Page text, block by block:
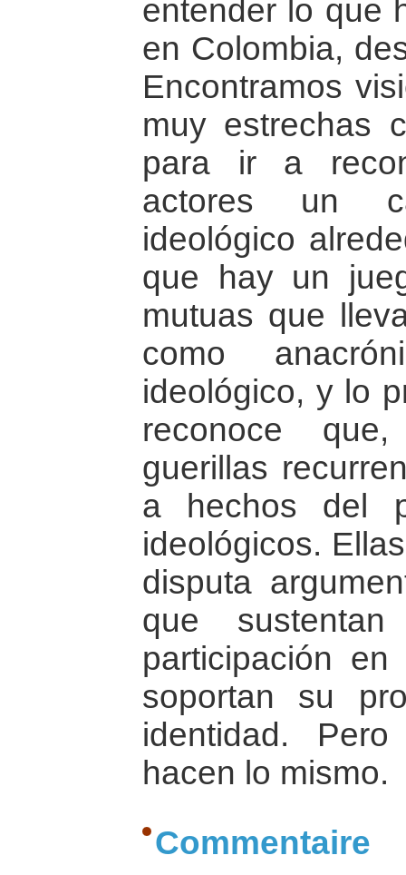
entender lo que
en Colombia,
Encontramos
muy estrechas
para ir a
actores un
ideológico
que hay un
mutuas que
como
ideológico, y lo
reconoce
guerillas
a hechos del
ideológicos.
disputa
que
participación
soportan su
identidad.
hacen lo mismo.
Commentaire